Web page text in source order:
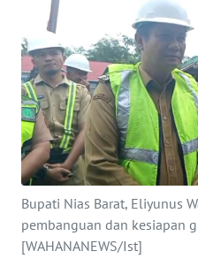
Bupati Nias Barat, Eliyunus
pembanguan dan kesiapan
[WAHANANEWS/Ist]
OPINI
NUSANTARA
SERBA-
SERBI
Informasi
INDEKS